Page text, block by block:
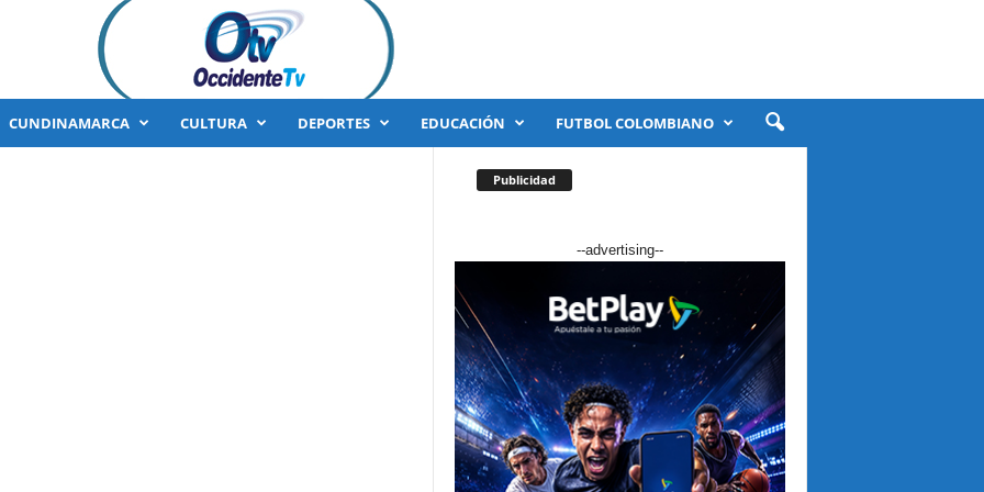
CUNDINAMARCA CULTURA DEPORTES EDUCACIÓN FUTBOL COLOMBIANO
Publicidad
--advertising--